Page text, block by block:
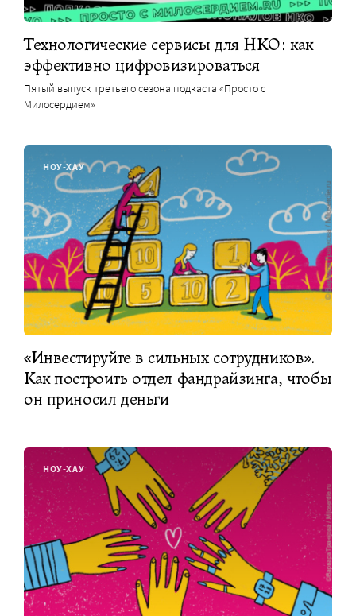
Технологические сервисы для НКО: как
эффективно цифровизироваться
Пятый выпуск третьего сезона подкаста «Просто с
Милосердием»
НОУ-ХАУ
«Инвестируйте в сильных сотрудников».
Как построить отдел фандрайзинга, чтобы
он приносил деньги
НОУ-ХАУ